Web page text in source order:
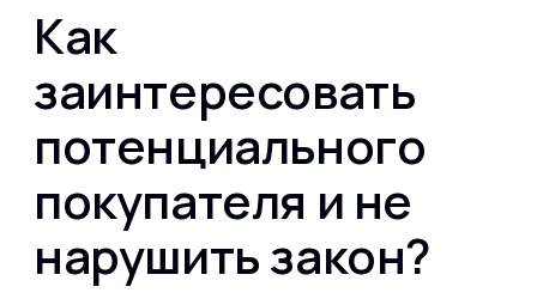
Как
заинтересовать
потенциального
покупателя и не
нарушить закон?